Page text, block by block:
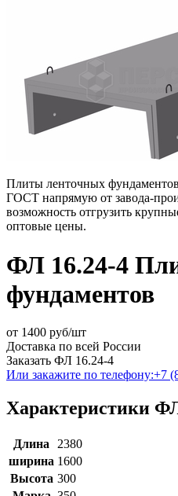
Плиты ленточных
ГОСТ напрямую от завода-
возможность отгрузить
оптовые цены.
ФЛ 16.24-4
фундаментов
от 1400 руб/шт
Доставка по всей России
Заказать ФЛ 16.24-4
Или закажите по телефону:+7
Характеристики
Длина
2380
ширина 1600
Высота 300